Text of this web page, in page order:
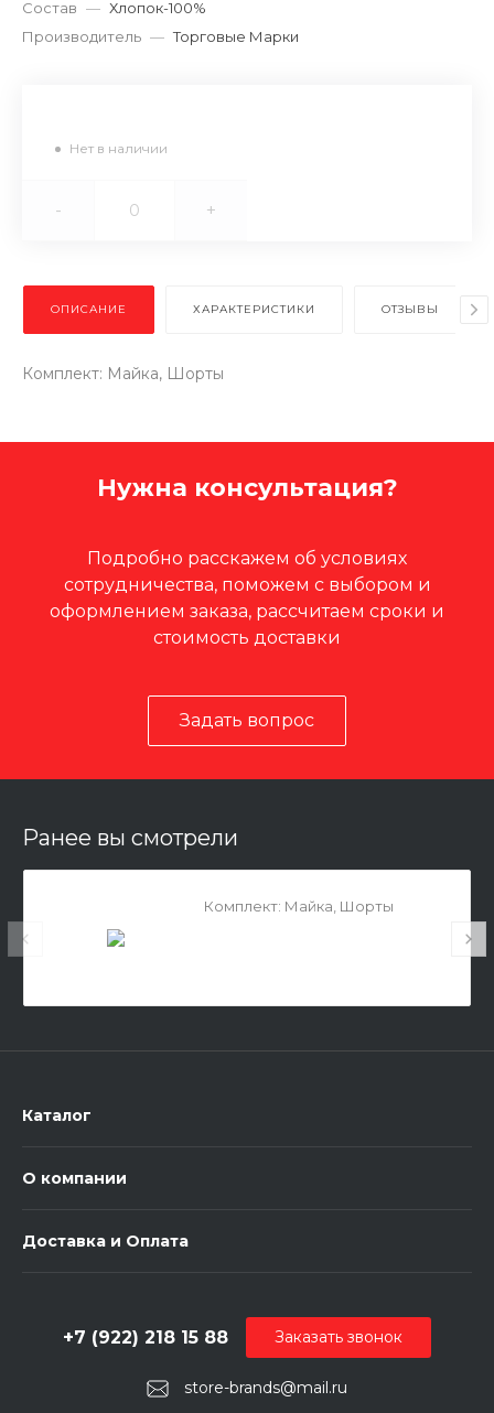
Состав — Хлопок-100%
Производитель — Торговые Марки
Нет в наличии
- +
ОПИСАНИЕ ХАРАКТЕРИСТИКИ ОТЗЫВЫ
Комплект: Майка, Шорты
Нужна консультация?
Подробно расскажем об условиях
сотрудничества, поможем с выбором и
оформлением заказа, рассчитаем сроки и
стоимость доставки
Задать вопрос
Ранее вы смотрели
Комплект: Майка, Шорты
Каталог
О компании
Доставка и Оплата
store-brands@mail.ru
+7 (922) 218 15 88 Заказать звонок